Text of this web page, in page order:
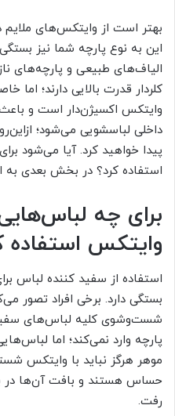
بهتر است از وایتکس‌های ملایم
این به نوع پارچه شما نیز
الیاف‌های طبیعی و پارچه‌های
کلردار قدرت بالایی دارند؛ اما
وایتکس اکسیژن‌دار است و
داخلی لباسشویی می‌شود؛
پیدا خواهید کرد. آیا می‌شود
استفاده کرد؟ در بخش بعدی به
برای چه
وایتکس استفاده
استفاده از سفید کننده لباس
بستگی دارد. برخی افراد تصور
شست‌وشوی کلیه لباس‌های
پارچه وارد نمی‌کند؛ اما
موهر هرگز نباید با وایتکس
حساس هستند و بافت آن‌ها در
رفت.